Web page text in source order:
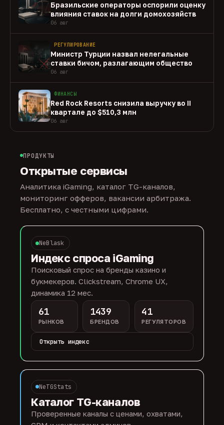
Бразильские операторы оспорили оценку
влияния ставок на долги домохозяйств
06 авг
РЕГУЛИРОВАНИЕ
Министр Турции назвал нелегальные
ставки бичом, разлагающим общество
06 авг
ФИНАНСЫ
Red Rock Resorts снизила выручку во II
квартале до $510,3 млн
06 авг
ПРОДУКТЫ
Открытые сервисы
Аналитика iGaming, каталог TG-каналов,
мониторинг офферов, вакансии арбитража.
Бесплатно, с честными цифрами.
NeBlask
Индекс спроса iGaming
Поисковый спрос на бренды казино и
букмекеров. Clickstream, Chrome UX,
динамика 12 мес.
61
РЫНКОВ
1439
БРЕНДОВ
41
РЕГУЛЯТОРОВ
Открыть индекс
NeTGStats
Каталог TG-каналов
Проверенные каналы с ценами, охватами,